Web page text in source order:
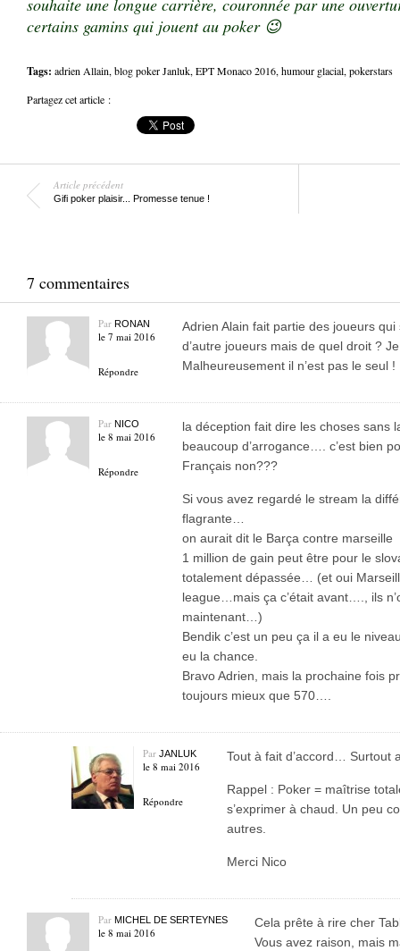
souhaite une longue carrière, couronnée par une
certains gamins qui jouent au poker 😉
Tags: adrien Allain, blog poker Janluk, EPT Monaco 2016, humour glacial, pokerstars
Partagez cet article :
Article précédent
Gifi poker plaisir... Promesse tenue !
7 commentaires
Par RONAN
le 7 mai 2016
Répondre
Adrien Alain fait partie des joueurs qui
d’autre joueurs mais de quel droit ?
Malheureusement il n’est pas le seul !
Par NICO
le 8 mai 2016
Répondre
la déception fait dire les choses sans
beaucoup d’arrogance…. c’est bien
Français non???
Si vous avez regardé le stream la
flagrante…
on aurait dit le Barça contre marseille
1 million de gain peut être pour le
totalement dépassée… (et oui
league…mais ça c’était avant…., ils
maintenant…)
Bendik c’est un peu ça il a eu le
eu la chance.
Bravo Adrien, mais la prochaine fois
toujours mieux que 570….
Par JANLUK
le 8 mai 2016
Répondre
Tout à fait d’accord… Surtout
Rappel : Poker = maîtrise
s’exprimer à chaud. Un peu
autres.
Merci Nico
Par MICHEL DE SERTEYNES
le 8 mai 2016
Cela prête à rire cher
Vous avez raison, mais